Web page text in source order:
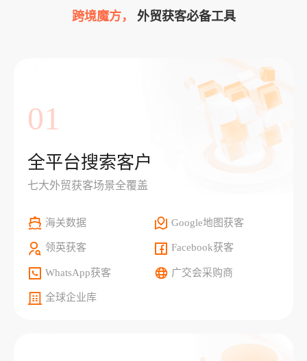
跨境魔方， 外贸获客必备工具
01
全平台搜索客户
七大外贸获客场景全覆盖
海关数据 Google地图获客
领英获客 Facebook获客
WhatsApp获客 广交会采购商
全球企业库